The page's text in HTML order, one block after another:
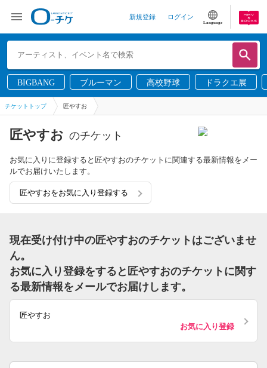
新規登録 ログイン
Language
BIGBANG ブルーマン 高校野球 ドラクエ展
チケットトップ 匠やすお
匠やすお のチケット
お気に入りに登録すると匠やすおのチケットに関連する最新情報をメー
ルでお届けいたします。
匠やすおをお気に入り登録する
現在受け付け中の匠やすおのチケットはございませ
ん。
お気に入り登録をすると匠やすおのチケットに関す
る最新情報をメールでお届けします。
匠やすお
お気に入り登録